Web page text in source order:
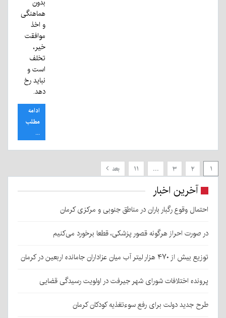
هماهنگی
و اخذ
موافقت
خیر،
تخلف
است و
نباید رخ
دهد.
ادامه
مطلب
...
۱ ۲ ۳ … ۱۱ بعد
آخرین اخبار
احتمال وقوع رگبار باران در مناطق جنوبی و مرکزی کرمان
در صورت احراز هرگونه قصور پزشکی، قطعا برخورد می‌کنیم
توزیع بیش از ۴۷۰ هزار لیتر آب میان عزاداران جامانده اربعین در کرمان
پرونده اختلافات شورای شهر جیرفت در اولویت رسیدگی قضایی
طرح جدید دولت برای رفع سوءتغذیه کودکان کرمان